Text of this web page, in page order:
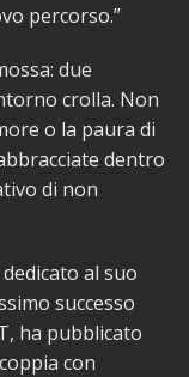
percorso.”
due
crolla. Non
o la paura di
dentro
di non
al suo
successo
ha pubblicato
con